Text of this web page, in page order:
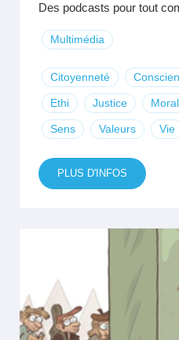
Des podcasts pour tout
Multimédia
Citoyenneté
Ethi Justice
Sens Valeurs Vie
PLUS D'INFOS